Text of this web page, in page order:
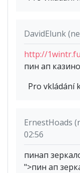
DavidElunk
http://
пин ап
Pro vkládání
ErnestHoads
02:56
пинап
">пин ап